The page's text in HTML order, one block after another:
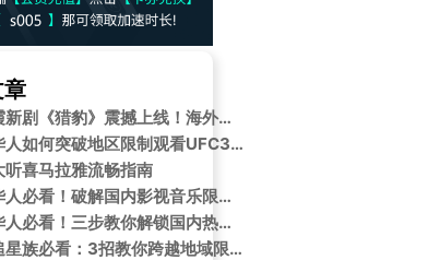
蒋璐霞新剧《猎豹》震撼上线！海外华人如何解锁地区限制追看女兵王硬核表演？
海外华人如何突破地区限制观看UFC322？舍甫琴科备战张伟丽完整解析
听喜马拉雅流畅指南
海外华人必看！破解国内影视音乐限制，流畅观看十五运会会歌《气势如虹》全攻略
海外华人必看！三步教你解锁国内热门综艺，再也不错过《新的心跳》这样的运动神曲
海外追星族必看：3招教你跨越地域限制，不错过任何一场偶像见面会